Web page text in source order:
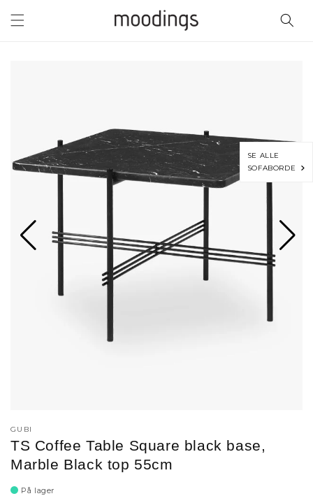
indhold
GUBI
SE ALLE
SOFABORDE
TS Coffee Table Square black base,
Marble Black top 55cm
På lager